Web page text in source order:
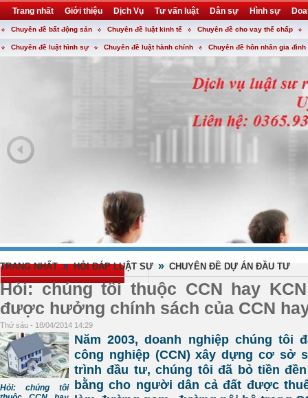
Trang nhất Giới thiệu Dịch Vụ Tư vấn luật Dân sự Hình sự
Khuyến mại Liên hệ forum utility
Chuyên đề bất động sản Chuyên đề luật kinh tế Chuyên đề cho vay thế chấp
Chuyên đề luật hình sự Chuyên đề luật hành chính Chuyên đề hôn nhân gia đình
TRANG NHẤT » HỎI ĐÁP LUẬT SƯ » CHUYÊN ĐỀ DỰ ÁN ĐẦU TƯ
Hỏi: chúng tôi thuộc CCN hay
được hưởng chính sách của CCN
Thứ sáu - 18/04/2014 14:29
Hỏi: chúng tôi
Năm 2003, doanh nghiệp chúng tôi
công nghiệp (CCN) xây dựng cơ sở
trình đầu tư, chúng tôi đã bỏ tiền
bằng cho người dân cả đất được